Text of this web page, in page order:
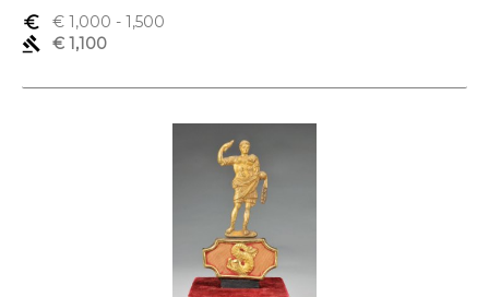
euro_symbol € 1,000 - 1,500
gavel
€ 1,100